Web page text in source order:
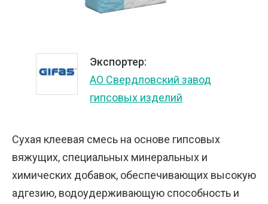
Экспортер:
АО Свердловский завод
гипсовых изделий
Сухая клеевая смесь на основе гипсовых
вяжущих, специальных минеральных и
химических добавок, обеспечивающих высокую
адгезию, водоудерживающую способность и